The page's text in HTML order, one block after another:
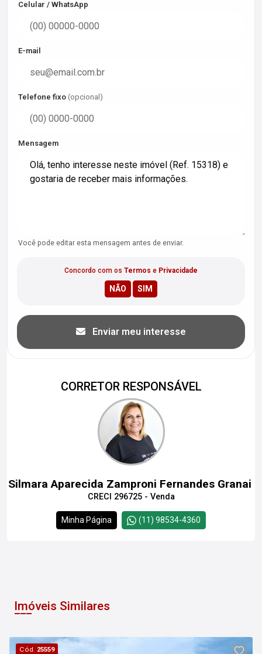
Celular / WhatsApp
E-mail
Telefone fixo (opcional)
Mensagem
Você pode editar esta mensagem antes de enviar.
Concordo com os Termos e Privacidade
Enviar meu interesse
CORRETOR RESPONSÁVEL
Silmara Aparecida Zamproni Fernandes Granai
CRECI 296725 - Venda
Minha Página (11) 98534-4360
Imóveis Similares
Cód. 25559